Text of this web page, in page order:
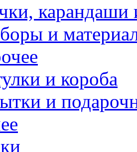
и
и короба
и